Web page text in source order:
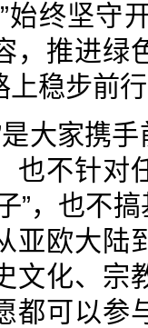
始终坚守
，推进绿
上稳步前
是大家携
也不针对
”，也不
亚欧大陆
文化、宗
都可以参